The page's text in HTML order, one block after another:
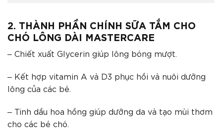
2. THÀNH PHẦN CHÍNH SỮA TẮM CHO
CHÓ LÔNG DÀI MASTERCARE
– Chiết xuất Glycerin giúp lông bóng mượt.
– Kết hợp vitamin A và D3 phục hồi và nuôi dưỡng
lông của các bé.
– Tinh dầu hoa hồng giúp dưỡng da và tạo mùi thơm
cho các bé chó.